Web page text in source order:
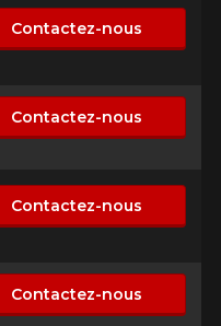
Contactez-nous
Contactez-nous
Contactez-nous
Contactez-nous
VÉHICULE